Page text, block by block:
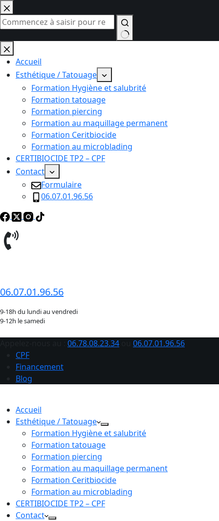
Passer
au
contenu
Aucun
résultatAccueil
Esthétique / Tatouage
Formation Hygiène et salubrité
Formation tatouage
Formation piercing
Formation au maquillage permanent
Formation Ceritbiocide
Formation au microblading
CERTIBIOCIDE TP2 – CPF
Contact
Formulaire
06.07.01.96.56
06.07.01.96.56
9-18h du lundi au vendredi
9-12h le samedi
06.78.08.23.34
06.07.01.96.56
CPF
Financement
Blog
Accueil
Esthétique / Tatouage
Formation Hygiène et salubrité
Formation tatouage
Formation piercing
Formation au maquillage permanent
Formation Ceritbiocide
Formation au microblading
CERTIBIOCIDE TP2 – CPF
Contact